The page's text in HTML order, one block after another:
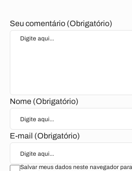
Seu comentário (Obrigatório)
Nome (Obrigatório)
E-mail (Obrigatório)
Salvar meus dados neste navegador